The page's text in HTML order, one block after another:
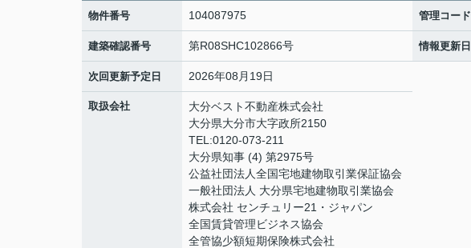
物件番号 104087975 管理コード
建築確認番号 第R08SHC102866号 情報更新日
次回更新予定日 2026年08月19日
取扱会社
大分ベスト不動産株式会社
大分県大分市大字政所2150
TEL:0120-073-211
大分県知事 (4) 第2975号
公益社団法人全国宅地建物取引業保証協会
一般社団法人 大分県宅地建物取引業協会
株式会社 センチュリー21・ジャパン
全国賃貸管理ビジネス協会
全管協少額短期保険株式会社